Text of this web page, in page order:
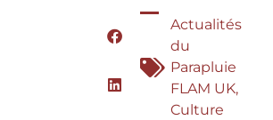
Actualités
du
Parapluie
FLAM UK,
Culture